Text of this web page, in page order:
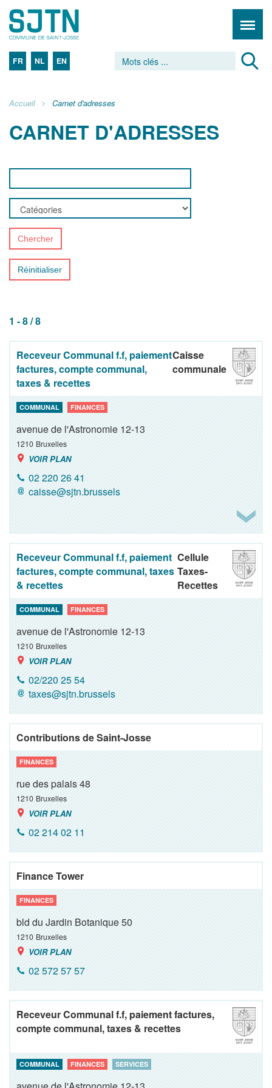
FR NL EN
Accueil Carnet d'adresses
CARNET D'ADRESSES
Chercher
Réinitialiser
1 - 8 / 8
Receveur Communal f.f, paiement
factures, compte communal,
taxes & recettes
Caisse
communale
COMMUNAL FINANCES
avenue de l'Astronomie 12-13
1210 Bruxelles
VOIR PLAN
02 220 26 41
caisse@sjtn.brussels
Receveur Communal f.f, paiement
factures, compte communal, taxes
& recettes
Cellule
Taxes-
Recettes
COMMUNAL FINANCES
avenue de l'Astronomie 12-13
1210 Bruxelles
VOIR PLAN
02/220 25 54
taxes@sjtn.brussels
Contributions de Saint-Josse
FINANCES
rue des palais 48
1210 Bruxelles
VOIR PLAN
02 214 02 11
Finance Tower
FINANCES
bld du Jardin Botanique 50
1210 Bruxelles
VOIR PLAN
02 572 57 57
Receveur Communal f.f, paiement factures,
compte communal, taxes & recettes
COMMUNAL FINANCES SERVICES